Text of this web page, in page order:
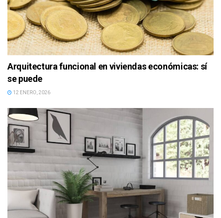
Arquitectura funcional en viviendas económicas: sí
se puede
12 ENERO, 2026